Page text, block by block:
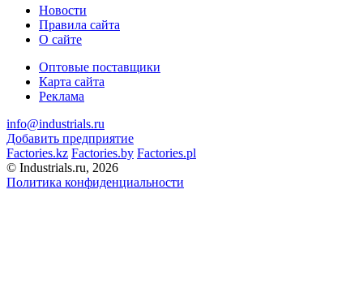
Новости
Правила сайта
О сайте
Оптовые поставщики
Карта сайта
Реклама
info@industrials.ru
Добавить предприятие
Factories.kz Factories.by Factories.pl
© Industrials.ru, 2026
Политика конфиденциальности